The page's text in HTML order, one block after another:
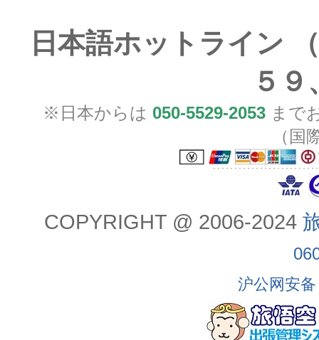
日本語ホットライン
５９
※日本からは 050-5529-2053 まで
（国
COPYRIGHT @ 2006-2024
沪公网安